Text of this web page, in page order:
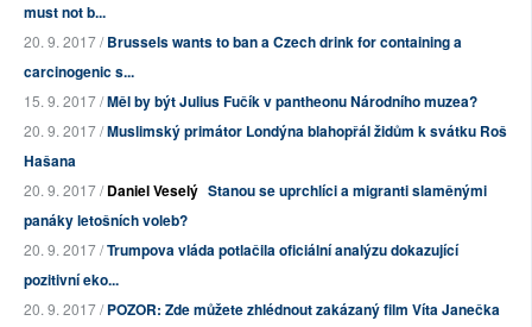
must not b...
20. 9. 2017 /Brussels wants to ban a Czech drink for containing a
carcinogenic s...
15. 9. 2017 /Měl by být Julius Fučík v pantheonu Národního muzea?
20. 9. 2017 /Muslimský primátor Londýna blahopřál židům k svátku Roš
Hašana
20. 9. 2017 /Daniel Veselý Stanou se uprchlíci a migranti slaměnými
panáky letošních voleb?
20. 9. 2017 /Trumpova vláda potlačila oficiální analýzu dokazující
pozitivní eko...
20. 9. 2017 /POZOR: Zde můžete zhlédnout zakázaný film Víta Janečka